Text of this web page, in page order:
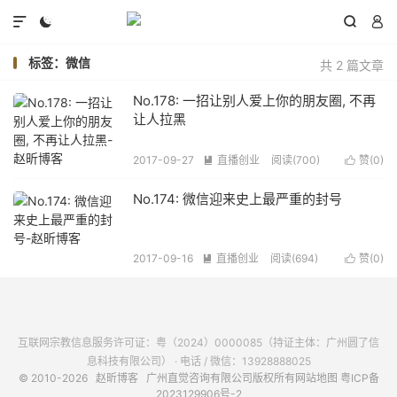
  

共 2 篇文章
标签：微信
No.178: 一招让别人爱上你的朋友圈, 不再
让人拉黑
 赞(0)
2017-09-27  直播创业 阅读(700)
No.174: 微信迎来史上最严重的封号
 赞(0)
2017-09-16  直播创业 阅读(694)
互联网宗教信息服务许可证：粤（2024）0000085（持证主体：广州圆了信
息科技有限公司） · 电话 / 微信：13928888025
© 2010-2026 赵昕博客 广州直觉咨询有限公司版权所有 网站地图 粤ICP备
2023129906号-2